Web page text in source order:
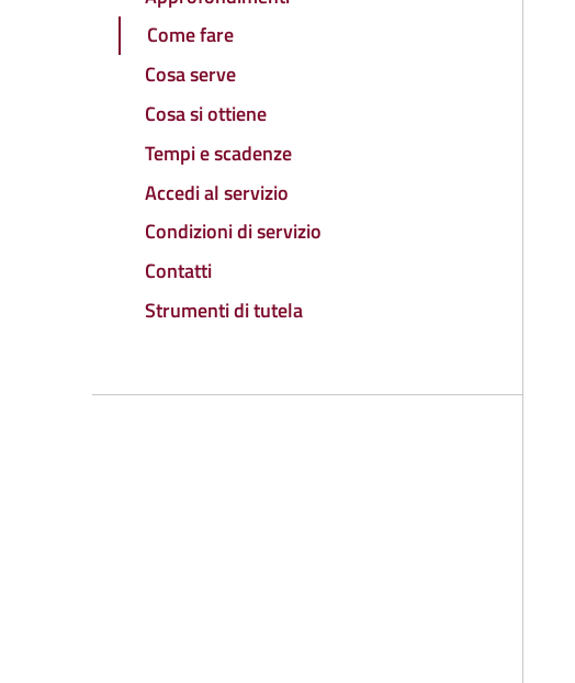
Come fare
Cosa serve
Cosa si ottiene
Tempi e scadenze
Accedi al servizio
Condizioni di servizio
Contatti
Strumenti di tutela